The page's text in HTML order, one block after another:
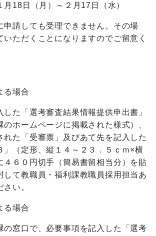
日（月）～２月17日（水）
請しても受理できません。その場
いただくことになりますのでご留意く
る場合
た「選考審査結果情報提供申出書」
のホームページに掲載された様式）、
れた「受審票」及びあて先を記入した
」（定形、縦１４～２３．５ｃｍ×横
４６０円切手（簡易書留相当分）を貼
して教職員・福利課教職員採用担当あ
い。
る場合
窓口で、必要事項を記入した「選考